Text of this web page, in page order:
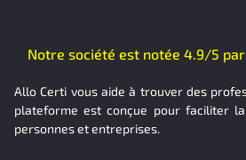
Notre société est notée 4.9/5 par
Allo Certi vous aide à trouver des
plateforme est conçue pour faciliter
personnes et entreprises.